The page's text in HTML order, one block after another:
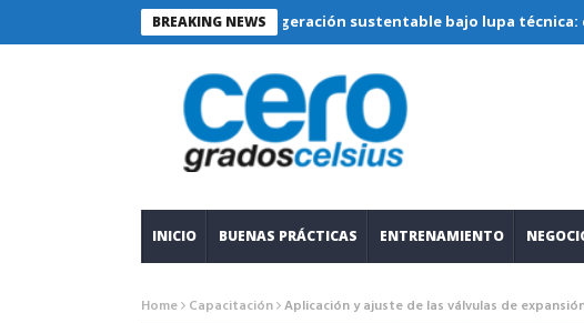
BREAKING NEWS
Refrigeración sustentable bajo lupa técnica: criterios
INICIO BUENAS PRÁCTICAS ENTRENAMIENTO
Home Capacitación Aplicación y ajuste de las válvulas de